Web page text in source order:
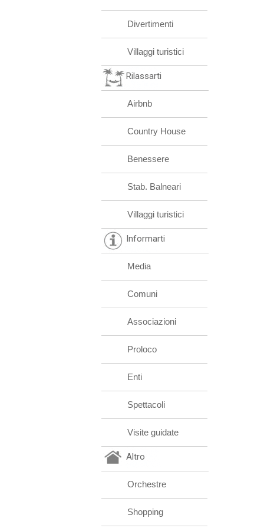
Divertimenti
Villaggi turistici
Rilassarti
Airbnb
Country House
Benessere
Stab. Balneari
Villaggi turistici
Informarti
Media
Comuni
Associazioni
Proloco
Enti
Spettacoli
Visite guidate
Altro
Orchestre
Shopping